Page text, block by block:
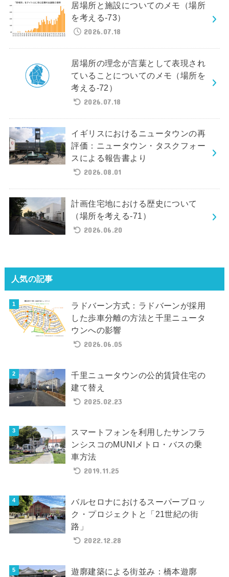
居場所と施設についてのメモ（場所
を考える-73）
2026.07.18
居場所の理念が言葉として表現され
ていることについてのメモ（場所を
考える-72）
2026.07.18
イギリスにおけるニュータウンの再
評価：ニュータウン・タスクフォー
スによる報告書より
2026.08.01
計画住宅地における歴史について
（場所を考える-71）
2026.06.20
人気の記事
ラドバーン方式：ラドバーンが採用
した歩車分離の方法と千里ニュータ
ウンへの影響
2026.06.05
千里ニュータウンの公的賃貸住宅の
建て替え
2025.02.23
スマートフォンを利用したサンフラ
ンシスコのMUNIメトロ・バスの乗
車方法
2019.11.25
バルセロナにおけるスーパーブロッ
ク・プロジェクトと「21世紀の街
路」
2022.12.28
遊廓建築による街並み：橋本遊廓